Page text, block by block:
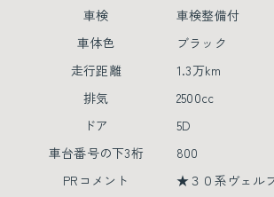
車検
車検整備付
車体色
ブラック
走行距離
1.3万km
排気
2500cc
ドア
5D
車台番号の下3桁
800
PRコメント
★３０系ヴェル